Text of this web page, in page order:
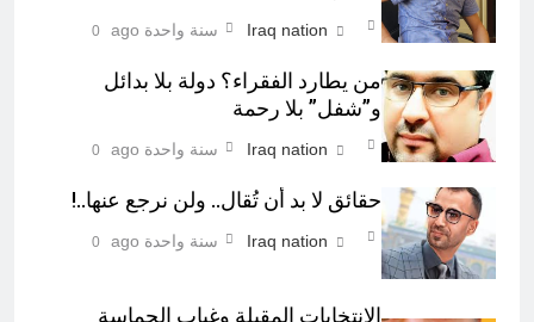
Iraq nation سنة واحدة ago 0
من يطارد الفقراء؟ دولة بلا بدائل
و”شفل” بلا رحمة
Iraq nation سنة واحدة ago 0
حقائق لا بد أن تُقال.. ولن نرجع عنها..!
Iraq nation سنة واحدة ago 0
الانتخابات المقبلة وغياب الحماسة